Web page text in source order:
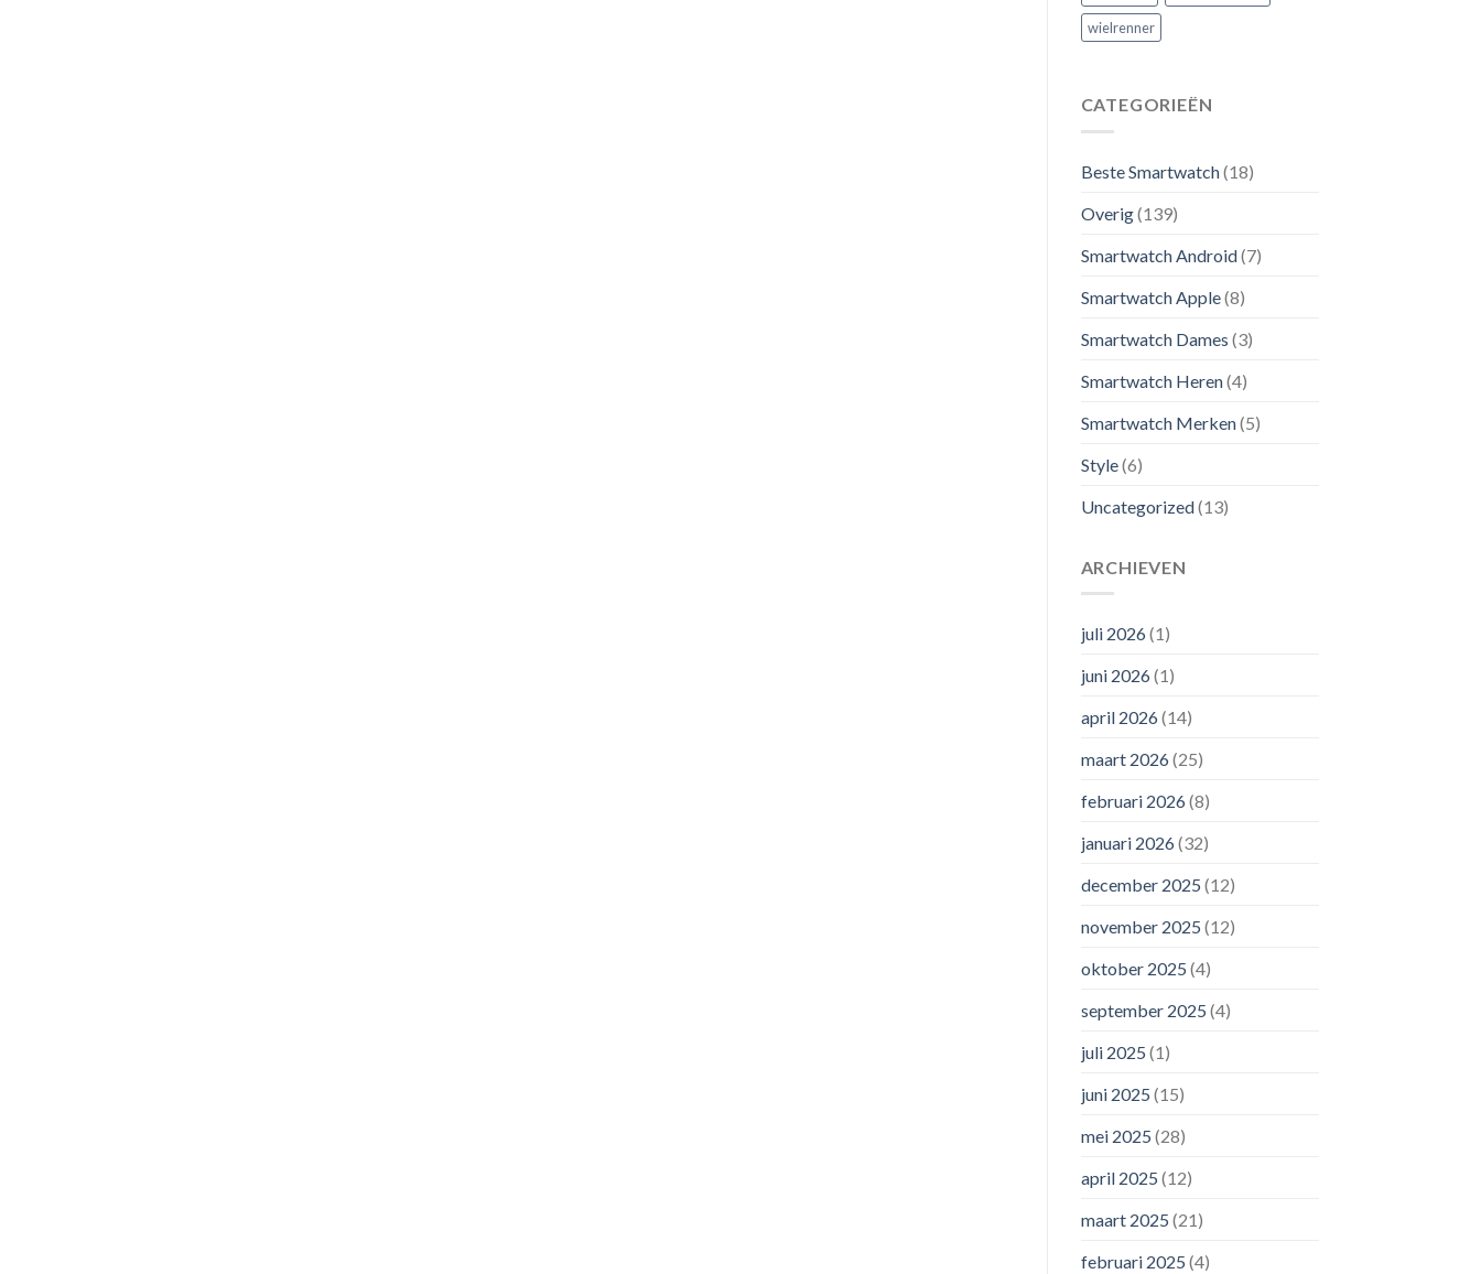
wielrenner
CATEGORIEËN
Beste Smartwatch(18)
Overig(139)
Smartwatch Android(7)
Smartwatch Apple(8)
Smartwatch Dames (3)
Smartwatch Heren(4)
Smartwatch Merken(5)
Style(6)
Uncategorized(13)
ARCHIEVEN
juli 2026(1)
juni 2026(1)
april 2026(14)
maart 2026(25)
februari 2026(8)
januari 2026(32)
december 2025 (12)
november 2025 (12)
oktober 2025 (4)
september 2025 (4)
juli 2025 (1)
juni 2025 (15)
mei 2025 (28)
april 2025 (12)
maart 2025 (21)
februari 2025 (4)